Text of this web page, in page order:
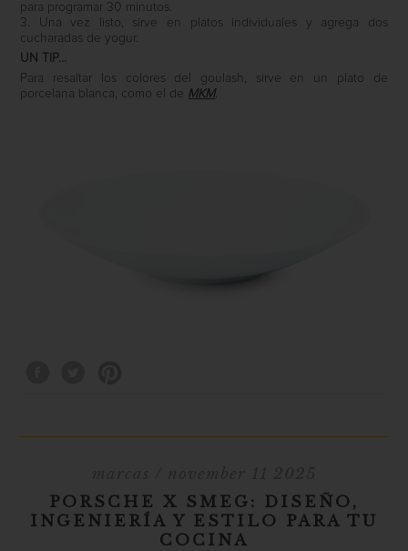
para programar 30 minutos.
3. Una vez listo, sirve en platos individuales y agrega dos
cucharadas de yogur.
UN TIP…
Para resaltar los colores del goulash, sirve en un plato de
porcelana blanca, como el de MKM.
PORSCHE X SMEG: DISEÑO,
INGENIERÍA Y ESTILO PARA TU
COCINA